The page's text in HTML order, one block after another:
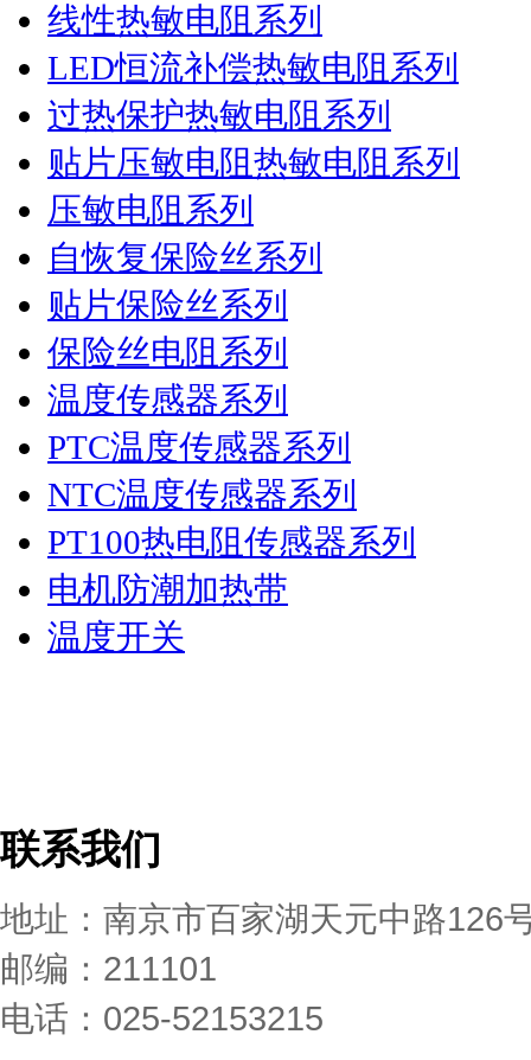
线性热敏电阻系列
LED恒流补偿热敏电阻系列
过热保护热敏电阻系列
贴片压敏电阻热敏电阻系列
压敏电阻系列
自恢复保险丝系列
贴片保险丝系列
保险丝电阻系列
温度传感器系列
PTC温度传感器系列
NTC温度传感器系列
PT100热电阻传感器系列
电机防潮加热带
温度开关
联系我们
地址：南京市百家湖天元中路126
邮编：211101
电话：025-52153215